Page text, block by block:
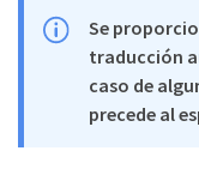
Se
traducción
caso de
precede al